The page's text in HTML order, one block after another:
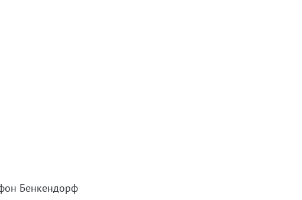
Бенкендорф